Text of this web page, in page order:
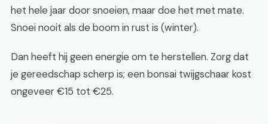
het hele jaar door snoeien, maar doe het met mate.
Snoei nooit als de boom in rust is (winter).
Dan heeft hij geen energie om te herstellen. Zorg dat
je gereedschap scherp is; een bonsai twijgschaar kost
ongeveer €15 tot €25.